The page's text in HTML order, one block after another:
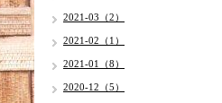
2021-03（2）
2021-02（1）
2021-01（8）
2020-12（5）